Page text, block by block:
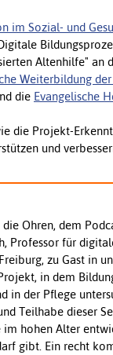
im Sozial- und
Altenhilfe" an
Weiterbildung
die Evangelische
die Projekt-
und
Ohren, dem
Professor für
zu Gast in
in dem
in der Pflege
Teilhabe dieser
hohen Alter
gibt. Ein recht